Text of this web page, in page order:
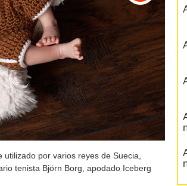
por varios reyes de Suecia,
tenista Björn Borg, apodado Iceberg